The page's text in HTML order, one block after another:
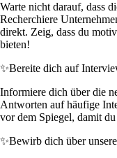
Warte nicht darauf, dass
Recherchiere
direkt. Zeig, dass du
bieten!
✨Bereite dich auf
Informiere dich über die
Antworten auf häufige
vor dem Spiegel, damit
✨Bewirb dich über